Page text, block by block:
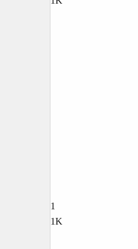
1
1K